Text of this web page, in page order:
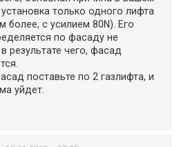
только одного лифта
более, с усилием 80N). Его
по фасаду не
результате чего, фасад
поставьте по 2 газлифта, и
уйдет.